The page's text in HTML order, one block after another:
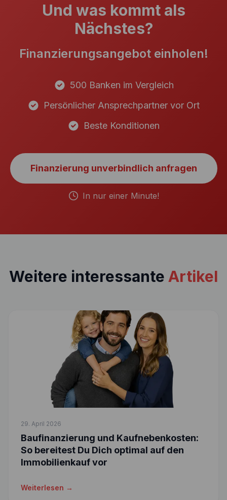
Und was kommt als
Nächstes?
Finanzierungsangebot einholen!
500 Banken im Vergleich
Persönlicher Ansprechpartner vor Ort
Beste Konditionen
Finanzierung unverbindlich anfragen
In nur einer Minute!
Weitere interessante Artikel
29. April 2026
Baufinanzierung und Kaufnebenkosten:
So bereitest Du Dich optimal auf den
Immobilienkauf vor
Weiterlesen →